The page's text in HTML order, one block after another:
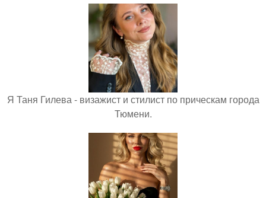
Я Таня Гилева - визажист и стилист по прическам города
Тюмени.